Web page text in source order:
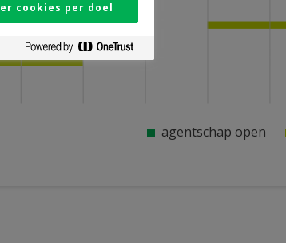
agentschap open
cookies per doel